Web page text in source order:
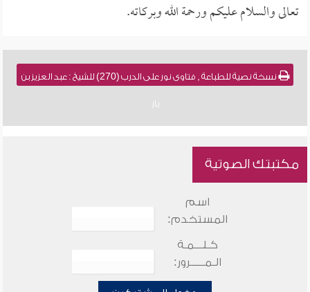
تعالى والسلام عليكم ورحمة الله وبركاته.
نسخة نصية للطباعة , فتاوى نور على الدرب (270) للشيخ : عبد العزيز بن
باز
مكتبتك الصوتية
اسم
المستخدم:
كـلـــمـة
الـمـــــرور: